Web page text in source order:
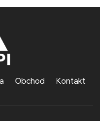
Obchod Kontakt